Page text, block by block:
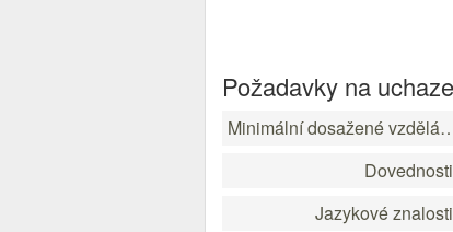
Požadavky na
Minimální
Jazykové